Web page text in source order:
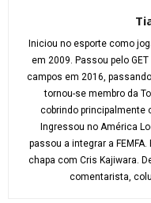
Iniciou no esporte como
em 2009. Passou pelo
campos em 2016,
tornou-se membro da
cobrindo principalmente
Ingressou no América
passou a integrar a
chapa com Cris Kajiwara.
comentarista,